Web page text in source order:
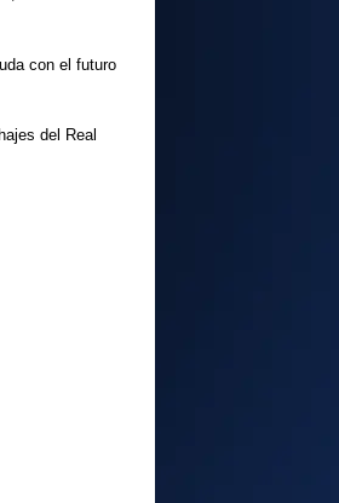
con el futuro
del Real